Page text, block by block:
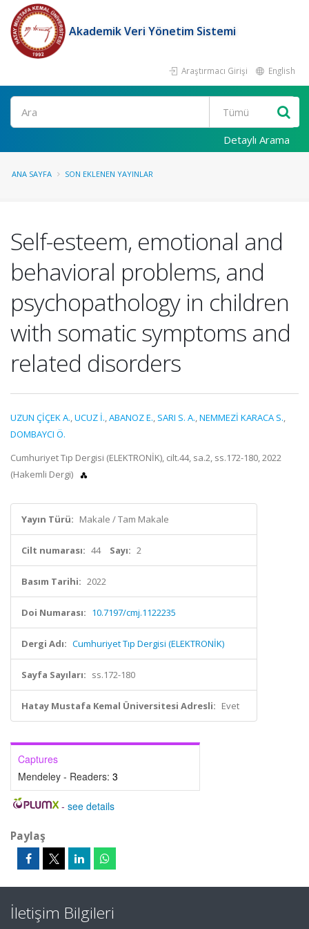
Akademik Veri Yönetim Sistemi
Araştırmacı Girişi English
Ara
Detaylı Arama
ANA SAYFA SON EKLENEN YAYINLAR
Self-esteem, emotional and
behavioral problems, and
psychopathology in children
with somatic symptoms and
related disorders
UZUN ÇİÇEK A.,UCUZ İ.,ABANOZ E., SARI S. A.,NEMMEZİ KARACA S.,
DOMBAYCI Ö.
Cumhuriyet Tıp Dergisi (ELEKTRONİK), cilt.44, sa.2, ss.172-180, 2022
(Hakemli Dergi)
Yayın Türü: Makale / Tam Makale
Cilt numarası: 44 Sayı: 2
Basım Tarihi: 2022
Doi Numarası: 10.7197/cmj.1122235
Dergi Adı: Cumhuriyet Tıp Dergisi (ELEKTRONİK)
Sayfa Sayıları: ss.172-180
Hatay Mustafa Kemal Üniversitesi Adresli: Evet
Captures
Mendeley - Readers: 3
- see details
Paylaş
İletişim Bilgileri